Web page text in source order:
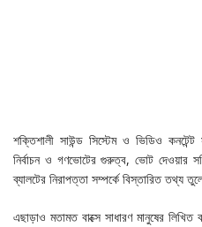
শক্তিশালী সাউন্ড সিস্টেম ও ভিডিও
নির্বাচন ও গণভোটের গুরুত্ব, ভোট দেওয়ার
ব্যালটের নিরাপত্তা সম্পর্কে বিস্তারিত তথ্য
এছাড়াও মতামত বাক্সে সাধারণ মানুষের